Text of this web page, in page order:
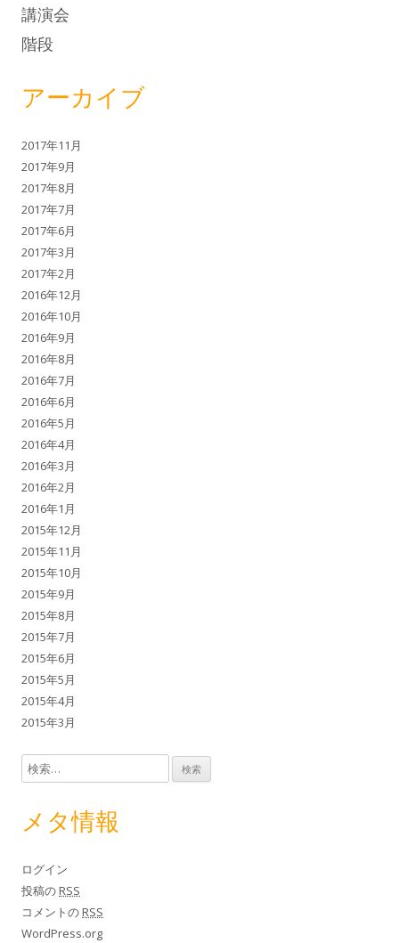
講演会
階段
アーカイブ
2017年11月
2017年9月
2017年8月
2017年7月
2017年6月
2017年3月
2017年2月
2016年12月
2016年10月
2016年9月
2016年8月
2016年7月
2016年6月
2016年5月
2016年4月
2016年3月
2016年2月
2016年1月
2015年12月
2015年11月
2015年10月
2015年9月
2015年8月
2015年7月
2015年6月
2015年5月
2015年4月
2015年3月
検索:
メタ情報
ログイン
投稿のRSS
コメントのRSS
WordPress.org